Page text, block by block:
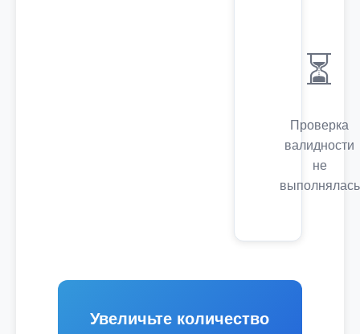
⏳
Проверка
валидности
не
выполнялась
Увеличьте количество